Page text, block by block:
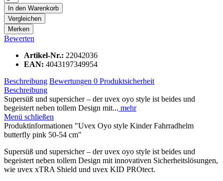
In den Warenkorb
Vergleichen
Merken
Bewerten
Artikel-Nr.: 22042036
EAN: 4043197349954
Beschreibung Bewertungen 0 Produktsicherheit
Beschreibung
Supersüß und supersicher – der uvex oyo style ist beides und
begeistert neben tollem Design mit... mehr
Menü schließen
Produktinformationen "Uvex Oyo style Kinder Fahrradhelm
butterfly pink 50-54 cm"
Supersüß und supersicher – der uvex oyo style ist beides und
begeistert neben tollem Design mit innovativen Sicherheitslösungen,
wie uvex xTRA Shield und uvex KID PROtect.